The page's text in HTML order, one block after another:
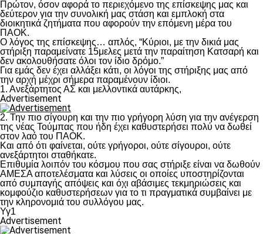
Πρώτον, όσον αφορά το περιεχόμενο της επίσκεψης μας και
δεύτερον για την συνολική μας στάση και εμπλοκή στα
διοικητικά ζητήματα που αφορούν την επόμενη μέρα του
ΠΑΟΚ.
Ο λόγος της επίσκεψης… απλός, “Κύριοι, με την δικιά μας
στήριξη παραμείνατε 15μελες μετά την παραίτηση Κατσαρή και
δεν ακολουθήσατε όλοι τον ίδιο δρόμο.”
Για εμάς δεν έχει αλλάξει κάτι, οι λόγοι της στήριξης μας από
την αρχή μέχρι σήμερα παραμένουν ίδιοι.
1. Ανεξάρτητος ΑΣ και μελλοντικά αυτάρκης,
Advertisement
2. Την πιο σίγουρη και την πιο γρήγορη λύση για την ανέγερση
της νέας Τούμπας που ήδη έχει καθυστερήσει πολύ να δωθεί
στον λαό του ΠΑΟΚ.
Και από ότι φαίνεται, ούτε γρήγοροι, ούτε σίγουροι, ούτε
ανεξάρτητοι σταθήκατε.
Επιθυμία λοιπόν του κόσμου που σας στήριξε είναι να δωθούν
ΑΜΕΣΑ αποτελέσματα και λύσεις οι οποίες υποστηρίζονται
από συμπαγής απόψεις και όχι αβάσιμες τεκμηριώσεις και
κομφούζιο καθυστερήσεων για το τι πραγματικά συμβαίνει με
την κληρονομιά του συλλόγου μας.
Υγ1
Advertisement